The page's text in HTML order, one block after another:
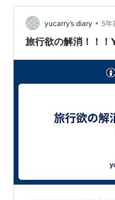
yucarry’s diary • 5年
旅行欲の解消！！